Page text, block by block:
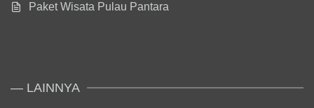
Paket Wisata Pulau Pantara
— LAINNYA